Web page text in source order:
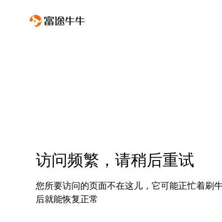
访问频繁，请稍后重试
您所要访问的页面不在这儿，它可能正忙着刷
后就能恢复正常